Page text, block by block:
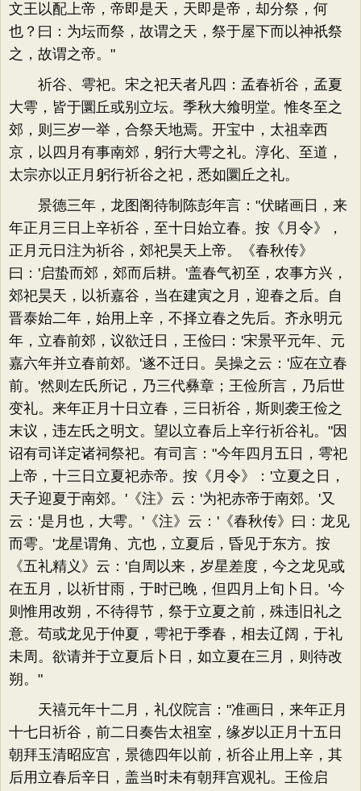
文王以配上帝，帝即是天，天即是帝，却分祭，何
也？曰：为坛而祭，故谓之天，祭于屋下而以神祇祭
之，故谓之帝。"
祈谷、雩祀。宋之祀天者凡四：孟春祈谷，孟夏
大雩，皆于圜丘或别立坛。季秋大飨明堂。惟冬至之
郊，则三岁一举，合祭天地焉。开宝中，太祖幸西
京，以四月有事南郊，躬行大雩之礼。淳化、至道，
太宗亦以正月躬行祈谷之祀，悉如圜丘之礼。
景德三年，龙图阁待制陈彭年言："伏睹画日，来
年正月三日上辛祈谷，至十日始立春。按《月令》，
正月元日注为祈谷，郊祀昊天上帝。《春秋传》
曰：'启蛰而郊，郊而后耕。'盖春气初至，农事方兴，
郊祀昊天，以祈嘉谷，当在建寅之月，迎春之后。自
晋泰始二年，始用上辛，不择立春之先后。齐永明元
年，立春前郊，议欲迁日，王俭曰：'宋景平元年、元
嘉六年并立春前郊。'遂不迁日。吴操之云：'应在立春
前。'然则左氏所记，乃三代彝章；王俭所言，乃后世
变礼。来年正月十日立春，三日祈谷，斯则袭王俭之
末议，违左氏之明文。望以立春后上辛行祈谷礼。"因
诏有司详定诸祠祭祀。有司言："今年四月五日，雩祀
上帝，十三日立夏祀赤帝。按《月令》：'立夏之日，
天子迎夏于南郊。'《注》云：'为祀赤帝于南郊。'又
云：'是月也，大雩。'《注》云：'《春秋传》曰：龙见
而雩。'龙星谓角、亢也，立夏后，昏见于东方。按
《五礼精义》云：'自周以来，岁星差度，今之龙见或
在五月，以祈甘雨，于时已晚，但四月上旬卜日。'今
则惟用改朔，不待得节，祭于立夏之前，殊违旧礼之
意。苟或龙见于仲夏，雩祀于季春，相去辽阔，于礼
未周。欲请并于立夏后卜日，如立夏在三月，则待改
朔。"
天禧元年十二月，礼仪院言："准画日，来年正月
十七日祈谷，前二日奏告太祖室，缘岁以正月十五日
朝拜玉清昭应宫，景德四年以前，祈谷止用上辛，其
后用立春后辛日，盖当时未有朝拜宫观礼。王俭启